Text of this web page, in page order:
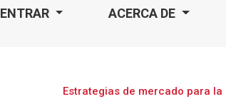
ENTRAR ACERCA DE
Estrategias de mercado para